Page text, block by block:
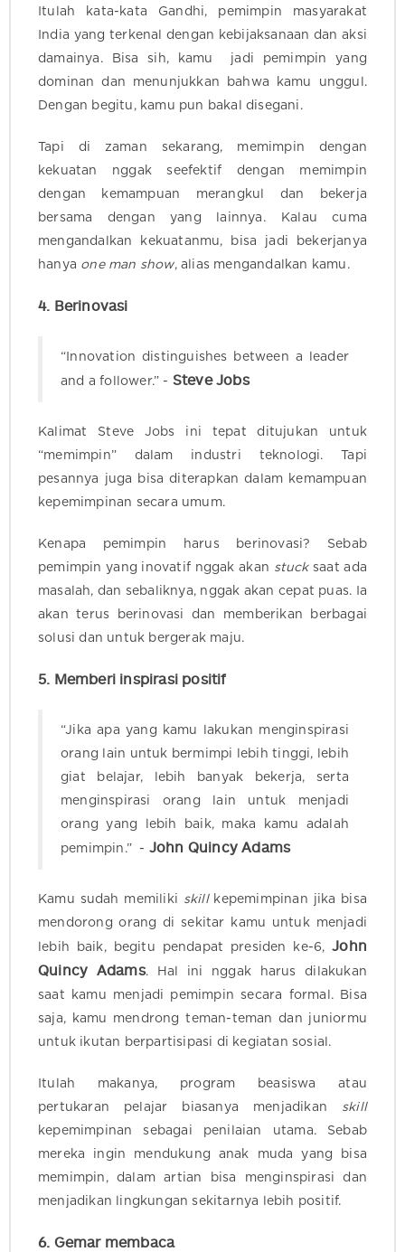
Itulah kata-kata Gandhi, pemimpin masyarakat
India yang terkenal dengan kebijaksanaan dan aksi
damainya. Bisa sih, kamu jadi pemimpin yang
dominan dan menunjukkan bahwa kamu unggul.
Dengan begitu, kamu pun bakal disegani.
Tapi di zaman sekarang, memimpin dengan
kekuatan nggak seefektif dengan memimpin
dengan kemampuan merangkul dan bekerja
bersama dengan yang lainnya.
Kalau cuma
mengandalkan kekuatanmu, bisa jadi bekerjanya
hanya one man show, alias mengandalkan kamu.
4. Berinovasi
“Innovation distinguishes between a leader
and a follower.” - Steve Jobs
Kalimat Steve Jobs ini tepat ditujukan untuk
“memimpin” dalam industri teknologi. Tapi
pesannya juga bisa diterapkan dalam kemampuan
kepemimpinan secara umum.
Kenapa pemimpin harus berinovasi? Sebab
pemimpin yang inovatif nggak akan stucksaat ada
masalah, dan sebaliknya, nggak akan cepat puas. Ia
akan terus berinovasi dan memberikan berbagai
solusi dan untuk bergerak maju.
5. Memberi inspirasi positif
“Jika apa yang kamu lakukan menginspirasi
orang lain untuk bermimpi lebih tinggi, lebih
giat belajar, lebih banyak bekerja, serta
menginspirasi orang lain untuk menjadi
orang yang lebih baik, maka kamu adalah
pemimpin.” - John Quincy Adams
Kamu sudah memiliki skillkepemimpinan jika bisa
mendorong orang di sekitar kamu untuk menjadi
lebih baik, begitu pendapat presiden
ke-6,John
Quincy Adams.
Hal ini nggak harus dilakukan
saat kamu menjadi pemimpin secara formal. Bisa
saja, kamu mendrong teman-teman dan juniormu
untuk ikutan berpartisipasi di kegiatan sosial.
Itulah makanya, program beasiswa atau
pertukaran pelajar biasanya menjadikan skill
kepemimpinan sebagai penilaian utama. Sebab
mereka ingin mendukung anak muda yang bisa
memimpin, dalam artian bisa menginspirasi dan
menjadikan lingkungan sekitarnya lebih positif.
6. Gemar membaca